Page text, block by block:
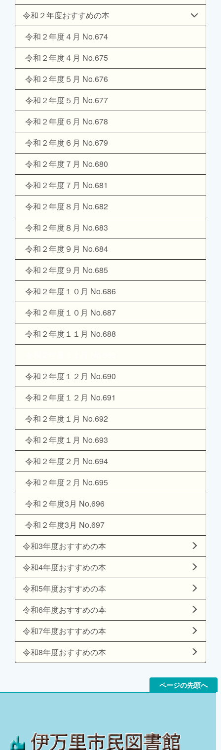
令和２年度おすすめの本
令和２年度４月 No.674
令和２年度４月 No.675
令和２年度５月 No.676
令和２年度５月 No.677
令和２年度６月 No.678
令和２年度６月 No.679
令和２年度７月 No.680
令和２年度７月 No.681
令和２年度８月 No.682
令和２年度８月 No.683
令和２年度９月 No.684
令和２年度９月 No.685
令和２年度１０月 No.686
令和２年度１０月 No.687
令和２年度１１月 No.688
令和２年度１２月 No.690
令和２年度１２月 No.691
令和２年度１月 No.692
令和２年度１月 No.693
令和２年度２月 No.694
令和２年度２月 No.695
令和２年度3月 No.696
令和２年度3月 No.697
令和3年度おすすめの本
令和4年度おすすめの本
令和5年度おすすめの本
令和6年度おすすめの本
令和7年度おすすめの本
令和8年度おすすめの本
ページの先頭へ